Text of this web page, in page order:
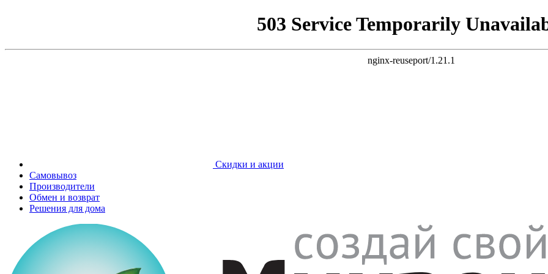
503 Service Temporarily
nginx-reuseport/1.21.1
Скидки и акции
Самовывоз
Производители
Обмен и возврат
Решения для дома